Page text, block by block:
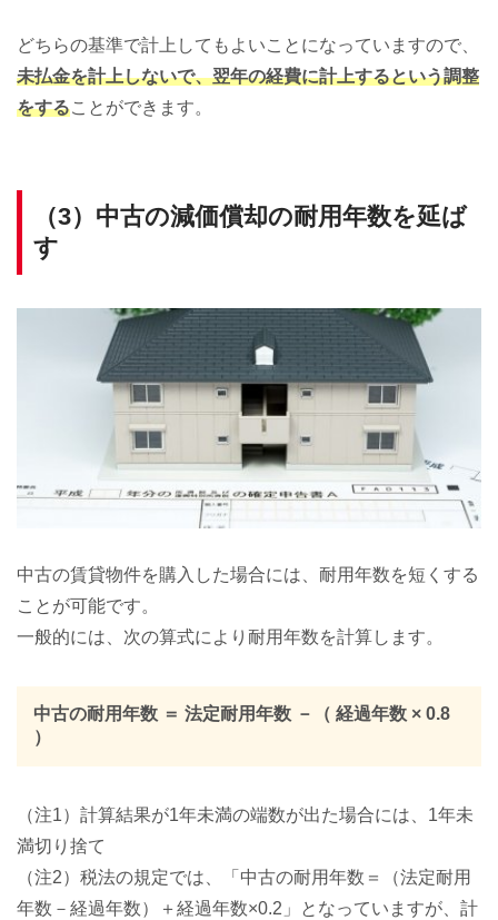
どちらの基準で計上してもよいことになっていますので、
未払金を計上しないで、翌年の経費に計上するという調整
をすることができます。
（3）中古の減価償却の耐用年数を延ば
す
中古の賃貸物件を購入した場合には、耐用年数を短くする
ことが可能です。
一般的には、次の算式により耐用年数を計算します。
中古の耐用年数 ＝ 法定耐用年数 －（ 経過年数 × 0.8
）
（注1）計算結果が1年未満の端数が出た場合には、1年未
満切り捨て
（注2）税法の規定では、「中古の耐用年数＝（法定耐用
年数－経過年数）＋経過年数×0.2」となっていますが、計